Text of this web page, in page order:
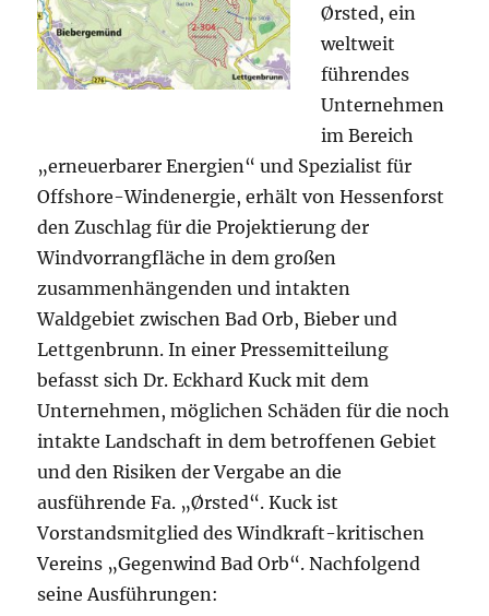
Ørsted, ein
weltweit
führendes
Unternehmen
im Bereich
„erneuerbarer Energien“ und Spezialist für
Offshore-Windenergie, erhält von Hessenforst
den Zuschlag für die Projektierung der
Windvorrangfläche in dem großen
zusammenhängenden und intakten
Waldgebiet zwischen Bad Orb, Bieber und
Lettgenbrunn. In einer Pressemitteilung
befasst sich Dr. Eckhard Kuck mit dem
Unternehmen, möglichen Schäden für die noch
intakte Landschaft in dem betroffenen Gebiet
und den Risiken der Vergabe an die
ausführende Fa. „Ørsted“. Kuck ist
Vorstandsmitglied des Windkraft-kritischen
Vereins „Gegenwind Bad Orb“. Nachfolgend
seine Ausführungen: